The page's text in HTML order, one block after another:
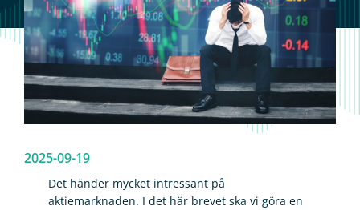
2025-09-19
Det händer mycket intressant på
aktiemarknaden. I det här brevet ska vi göra en